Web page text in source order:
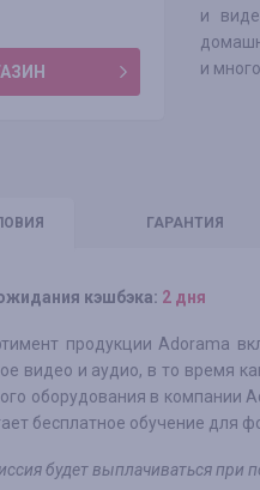
и
и
ГАРАНТИЯ
кэшбэка: 2 дня
продукции Adorama
видео и аудио, в то время
оборудования в компании
бесплатное обучение для
будет выплачиваться при